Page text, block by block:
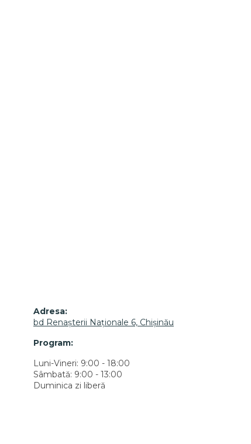
Adresa:
bd Renașterii Naționale 6, Chișinău
Program:
Luni-Vineri: 9:00 - 18:00
Sâmbată: 9:00 - 13:00
Duminica zi liberă